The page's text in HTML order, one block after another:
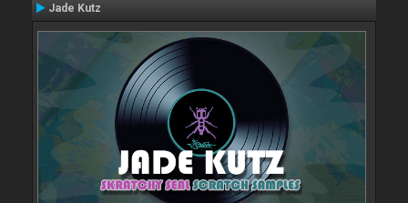
Jade Kutz